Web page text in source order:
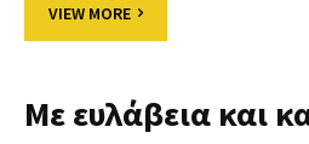
VIEW MORE
Με ευλάβεια και